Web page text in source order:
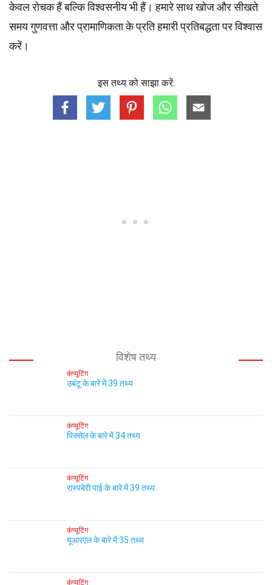
केवल रोचक हैं बल्कि विश्वसनीय भी हैं। हमारे साथ खोज और सीखते
समय गुणवत्ता और प्रामाणिकता के प्रति हमारी प्रतिबद्धता पर विश्वास
करें।
इस तथ्य को साझा करें:
विशेष तथ्य
कंप्यूटिंग
उबंटू के बारे में 39 तथ्य
कंप्यूटिंग
पिक्सेल के बारे में 34 तथ्य
कंप्यूटिंग
रास्पबेरी पाई के बारे में 39 तथ्य
कंप्यूटिंग
यूआरएल के बारे में 35 तथ्य
कंप्यूटिंग